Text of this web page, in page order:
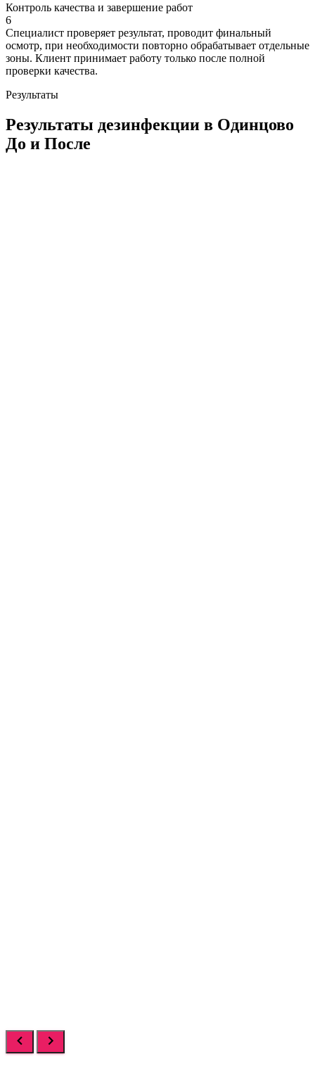
Контроль качества и завершение работ
6
Специалист проверяет результат, проводит финальный
осмотр, при необходимости повторно обрабатывает отдельные
зоны. Клиент принимает работу только после полной
проверки качества.
Результаты
Результаты дезинфекции в Одинцово
До и После